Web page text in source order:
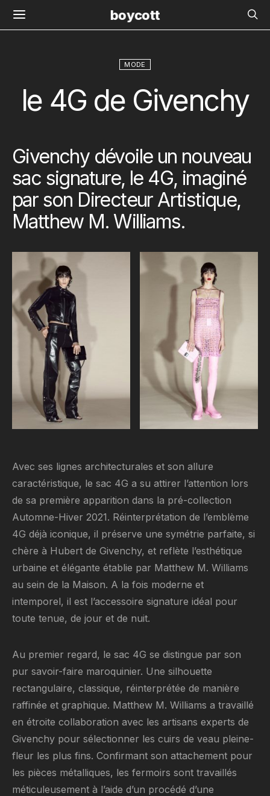
boycott
MODE
le 4G de Givenchy
Givenchy dévoile un nouveau
sac signature, le 4G, imaginé
par son Directeur Artistique,
Matthew M. Williams.
Avec ses lignes architecturales et son allure
caractéristique, le sac 4G a su attirer l’attention lors
de sa première apparition dans la pré-collection
Automne-Hiver 2021. Réinterprétation de l’emblème
4G déjà iconique, il préserve une symétrie parfaite, si
chère à Hubert de Givenchy, et reflète l’esthétique
urbaine et élégante établie par Matthew M. Williams
au sein de la Maison. A la fois moderne et
intemporel, il est l’accessoire signature idéal pour
toute tenue, de jour et de nuit.
Au premier regard, le sac 4G se distingue par son
pur savoir-faire maroquinier. Une silhouette
rectangulaire, classique, réinterprétée de manière
raffinée et graphique. Matthew M. Williams a travaillé
en étroite collaboration avec les artisans experts de
Givenchy pour sélectionner les cuirs de veau pleine-
fleur les plus fins. Confirmant son attachement pour
les pièces métalliques, les fermoirs sont travaillés
méticuleusement à l’aide d’un procédé d’une